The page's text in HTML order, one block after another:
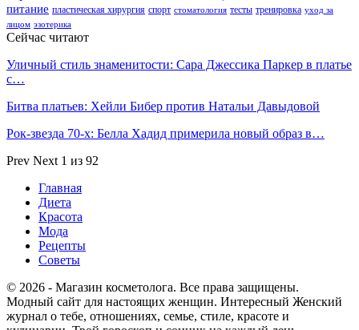
питание пластическая хирургия спорт стоматология тесты тренировка уход за
лицом эзотерика
Сейчас читают
Уличный стиль знаменитости: Сара Джессика Паркер в платье
с…
Битва платьев: Хейли Бибер против Натальи Давыдовой
Рок-звезда 70-х: Белла Хадид примерила новый образ в…
Prev Next 1 из 92
Главная
Диета
Красота
Мода
Рецепты
Советы
© 2026 - Магазин косметолога. Все права защищены.
Модный сайт для настоящих женщин. Интересный Женский
журнал о тебе, отношениях, семье, стиле, красоте и